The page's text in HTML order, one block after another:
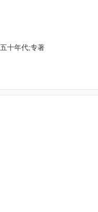
十年代;专著